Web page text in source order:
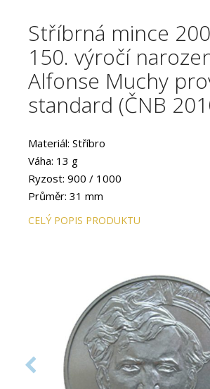
Stříbrná mince
150. výročí
Alfonse Muchy
standard (ČNB
Materiál: Stříbro
Váha: 13 g
Ryzost: 900 / 1000
Průměr: 31 mm
Provedení: STANDARD
Číslovaná emise: Ne
Certifikát: Ano
Balení: Kapsle
Nominální hodnota: 200 Kč
Emitent: Česká národní banka
CELÝ POPIS PRODUKTU